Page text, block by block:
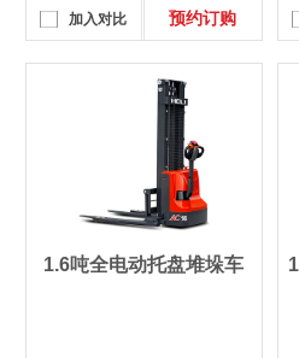
加入对比 预约订购
1.6吨全电动托盘堆垛车